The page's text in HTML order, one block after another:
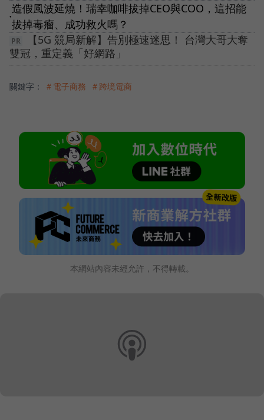
●
造假風波延燒！瑞幸咖啡拔掉CEO與COO，這招能
拔掉毒瘤、成功救火嗎？
【5G 競局新解】告別極速迷思！ 台灣大哥大奪
雙冠，重定義「好網路」
關鍵字： ＃電子商務 ＃跨境電商
本網站內容未經允許，不得轉載。